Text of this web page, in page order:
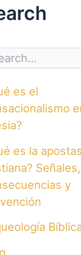
es el
es la
Señales,
y